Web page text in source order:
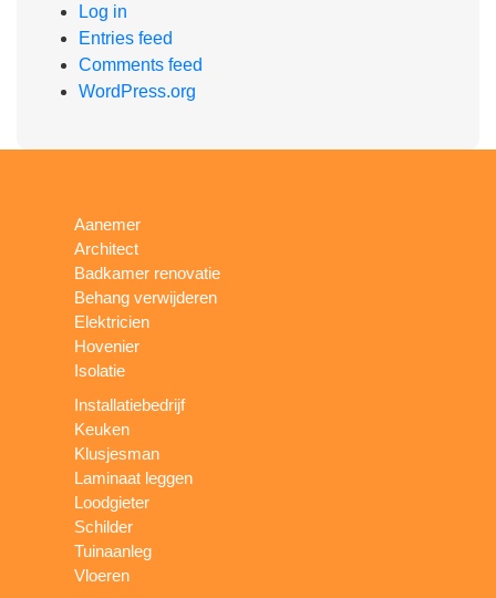
Log in
Entries feed
Comments feed
WordPress.org
Aanemer
Architect
Badkamer renovatie
Behang verwijderen
Elektricien
Hovenier
Isolatie
Installatiebedrijf
Keuken
Klusjesman
Laminaat leggen
Loodgieter
Schilder
Tuinaanleg
Vloeren